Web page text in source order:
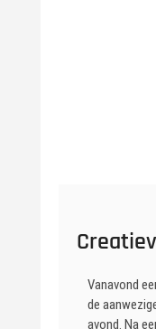
Vanavond
de
avond. Na